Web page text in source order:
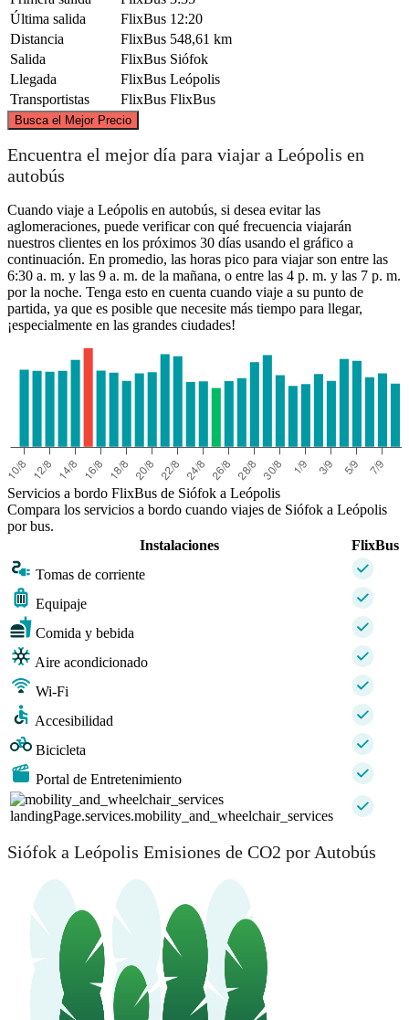
Última salida
FlixBus 12:20
Distancia
FlixBus 548,61 km
Salida
FlixBus Siófok
Llegada
FlixBus Leópolis
Transportistas
FlixBus FlixBus
Busca el Mejor Precio
Siófok
©
Encuentra el mejor día para viajar a Leópolis en
autobús
Cuando viaje a Leópolis en autobús, si desea evitar las
aglomeraciones, puede verificar con qué frecuencia viajarán
nuestros clientes en los próximos 30 días usando el gráfico a
continuación. En promedio, las horas pico para viajar son entre las
6:30 a. m. y las 9 a. m. de la mañana, o entre las 4 p. m. y las 7 p. m.
por la noche. Tenga esto en cuenta cuando viaje a su punto de
partida, ya que es posible que necesite más tiempo para llegar,
¡especialmente en las grandes ciudades!
Servicios a bordo FlixBus de Siófok a Leópolis
Compara los servicios a bordo cuando viajes de Siófok a Leópolis
por bus.
Instalaciones
FlixBus
Tomas de corriente
Equipaje
Comida y bebida
Aire acondicionado
Wi-Fi
Accesibilidad
Bicicleta
Portal de Entretenimiento
landingPage.services.mobility_and_wheelchair_services
Siófok a Leópolis Emisiones de CO2 por Autobús